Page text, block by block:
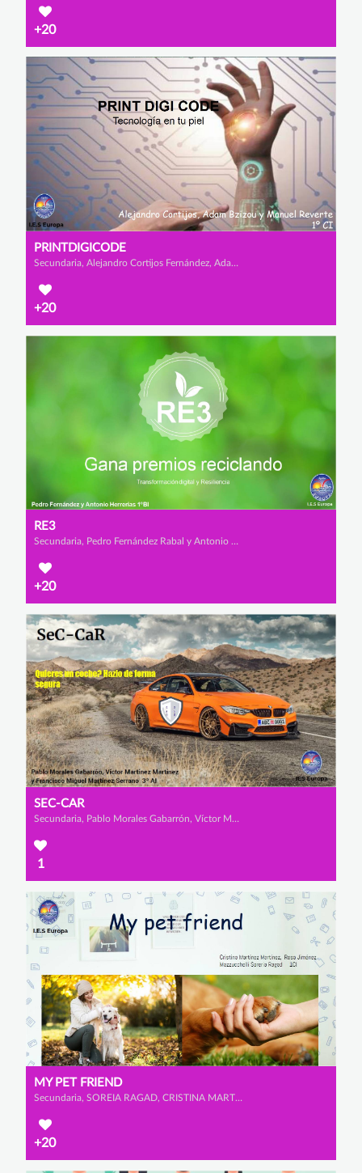
+20
PRINTDIGICODE
Secundaria, Alejandro Cortijos Fernández, Adam Bzizou Lamharmel y Manuel Reverte Arce
+20
RE3
Secundaria, Pedro Fernández Rabal y Antonio Herrerías Salvador
+20
SEC-CAR
Secundaria, Pablo Morales Gabarrón, Víctor Martínez Martínez y Francisco Miguel Martínez Serrano
1
MY PET FRIEND
Secundaria, SOREIA RAGAD, CRISTINA MARTÍNEZ MARTÍNEZ y ROSA CATALINA JIÉNEZ MAZZUCCHELLI
+20